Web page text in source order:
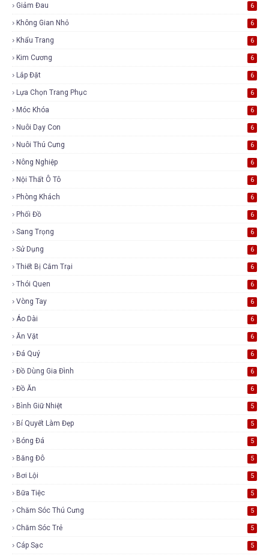
Giảm Đau 6
Không Gian Nhỏ 6
Khẩu Trang 6
Kim Cương 6
Lắp Đặt 6
Lựa Chọn Trang Phục 6
Móc Khóa 6
Nuôi Dạy Con 6
Nuôi Thú Cưng 6
Nông Nghiệp 6
Nội Thất Ô Tô 6
Phòng Khách 6
Phối Đồ 6
Sang Trọng 6
Sử Dụng 6
Thiết Bị Cắm Trại 6
Thói Quen 6
Vòng Tay 6
Áo Dài 6
Ăn Vặt 6
Đá Quý 6
Đồ Dùng Gia Đình 6
Đồ Ăn 6
Bình Giữ Nhiệt 5
Bí Quyết Làm Đẹp 5
Bóng Đá 5
Băng Đô 5
Bơi Lội 5
Bữa Tiệc 5
Chăm Sóc Thú Cưng 5
Chăm Sóc Trẻ 5
Cáp Sạc 5